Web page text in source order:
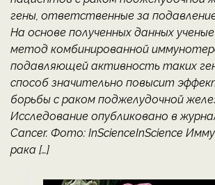
гены, ответственные за
На основе полученных данных
метод комбинированной
подавляющей активность таких
способ значительно повысит
борьбы с раком поджелудочной
Исследование опубликовано в
Cancer. Фото: InScienceInScience
рака […]